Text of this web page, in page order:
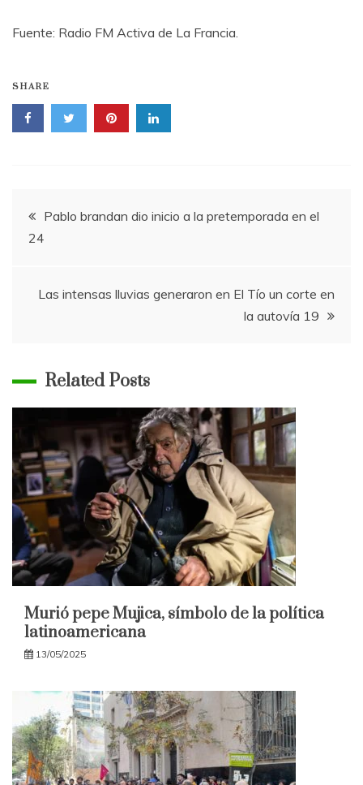
Fuente: Radio FM Activa de La Francia.
SHARE
Navegación
de
entradas
Pablo brandan dio inicio a la pretemporada en el
24
Las intensas lluvias generaron en El Tío un corte en
la autovía 19
Related Posts
Murió pepe Mujica, símbolo de la política
latinoamericana
13/05/2025